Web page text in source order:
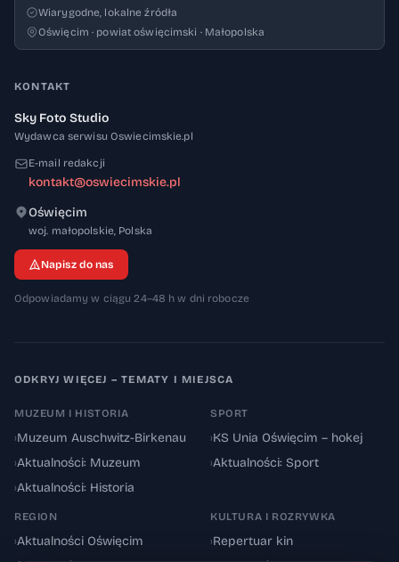
Wiarygodne, lokalne źródła
Oświęcim · powiat oświęcimski · Małopolska
KONTAKT
Sky Foto Studio
Wydawca serwisu Oswiecimskie.pl
E-mail redakcji
kontakt@oswiecimskie.pl
Oświęcim
woj. małopolskie, 32-600
Polska
Napisz do nas
Odpowiadamy w ciągu 24–48 h w dni robocze
ODKRYJ WIĘCEJ – TEMATY I MIEJSCA
MUZEUM I HISTORIA
›Muzeum Auschwitz-Birkenau
›Aktualności: Muzeum
›Aktualności: Historia
SPORT
›KS Unia Oświęcim – hokej
›Aktualności: Sport
REGION
›Aktualności Oświęcim
KULTURA I ROZRYWKA
›Repertuar kin